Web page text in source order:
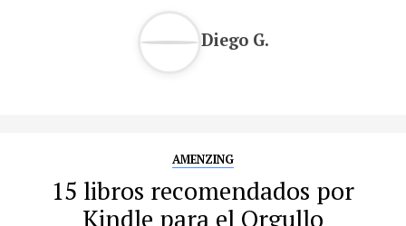
Diego G.
AMENZING
15 libros recomendados por
Kindle para el Orgullo